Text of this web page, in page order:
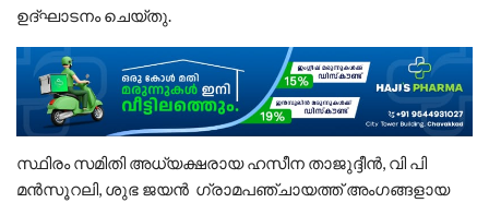
ഉദ്ഘാടനം ചെയ്തു.
സ്ഥിരം സമിതി അധ്യക്ഷരായ ഹസീന താജുദ്ദീൻ, വി പി
മൻസൂറലി, ശുഭ ജയൻ ഗ്രാമപഞ്ചായത്ത് അംഗങ്ങളായ